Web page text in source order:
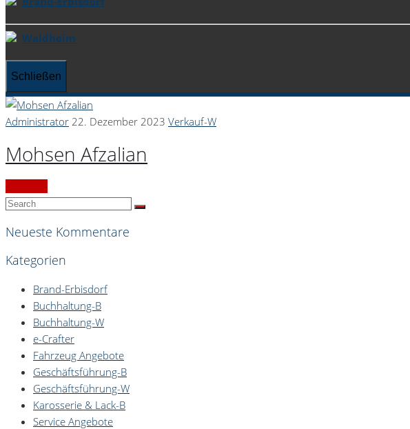
Waldheim
Schließen
Administrator 22. Dezember 2023 Verkauf-W
Mohsen Afzalian
Neueste Kommentare
Kategorien
Brand-Erbisdorf
Buchhaltung-B
Buchhaltung-W
e-Crafter
Fahrzeug Angebote
Geschäftsführung-B
Geschäftsführung-W
Karosserie & Lack-B
Service Angebote